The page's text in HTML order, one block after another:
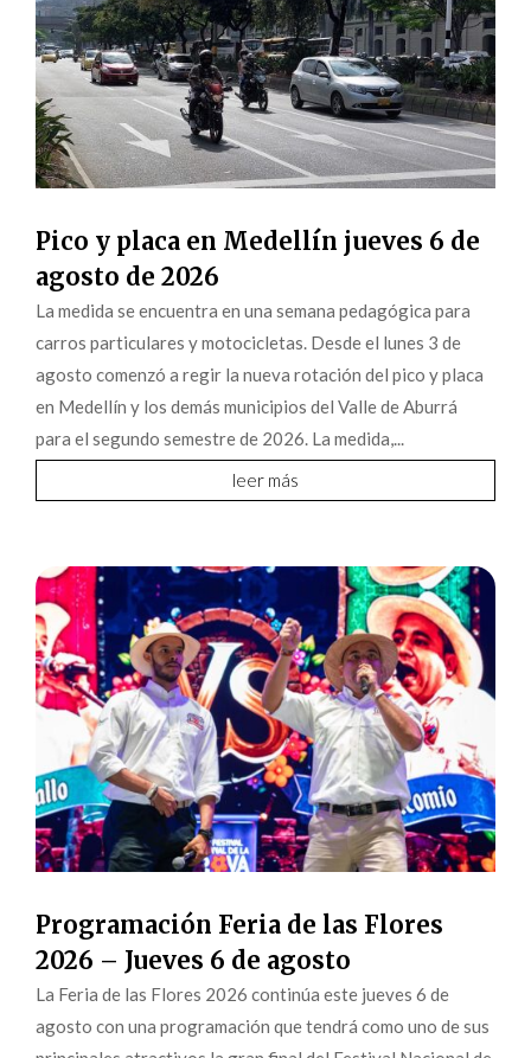
Pico y placa en Medellín jueves 6 de
agosto de 2026
La medida se encuentra en una semana pedagógica para
carros particulares y motocicletas. Desde el lunes 3 de
agosto comenzó a regir la nueva rotación del pico y placa
en Medellín y los demás municipios del Valle de Aburrá
para el segundo semestre de 2026. La medida,...
leer más
Programación Feria de las Flores
2026 – Jueves 6 de agosto
La Feria de las Flores 2026 continúa este jueves 6 de
agosto con una programación que tendrá como uno de sus